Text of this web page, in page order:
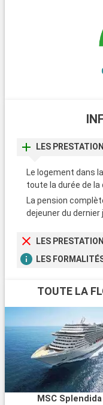
LES
Le logement dans
toute la durée de la
La pension
dejeuner du
LES
LES
TOUTE LA
MSC Splendida